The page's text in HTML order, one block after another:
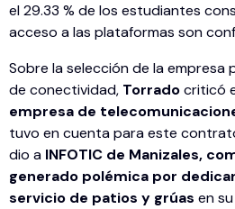
el 29.33 % de los estudiantes
acceso a las plataformas son
Sobre la selección de la empresa
de conectividad, Torradocriticó
empresa de
tuvo en cuenta para este
dio a INFOTIC de Manizales,
generado polémica por
servicio de patios y grúas en